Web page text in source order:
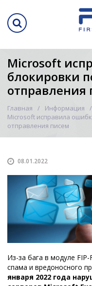
Microsoft
блокировки
отправления
Главная Информация
Microsoft исправила
отправления писем
08.01.2022
Из-за бага в модуле
спама и вредоносного
января 2022 года